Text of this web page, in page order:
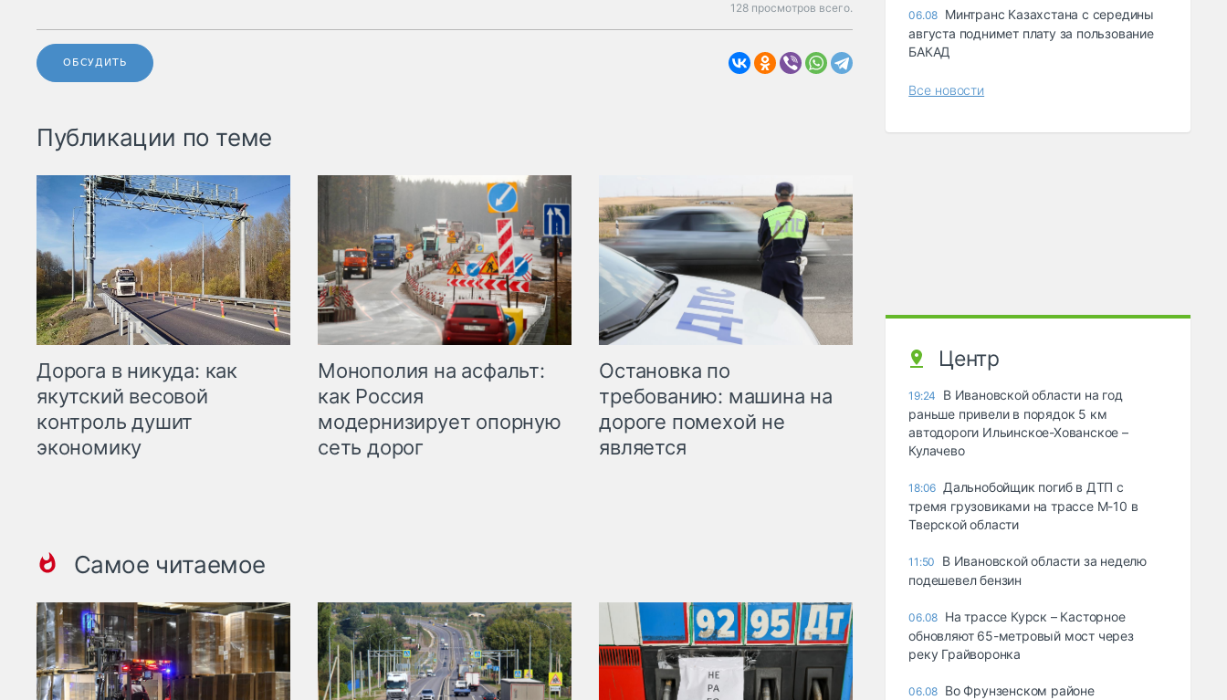
128 просмотров всего.
ОБСУДИТЬ
Публикации по теме
Дорога в никуда: как
якутский весовой
контроль душит
экономику
Монополия на асфальт:
как Россия
модернизирует опорную
сеть дорог
Остановка по
требованию: машина на
дороге помехой не
является
Самое читаемое
06.08 Минтранс Казахстана с середины
августа поднимет плату за пользование
БАКАД
Все новости
Центр
19:24
В Ивановской области на год
раньше привели в порядок 5 км
автодороги Ильинское-Хованское –
Кулачево
18:06 Дальнобойщик погиб в ДТП с
тремя грузовиками на трассе М-10 в
Тверской области
11:50
В Ивановской области за неделю
подешевел бензин
06.08 На трассе Курск – Касторное
обновляют 65-метровый мост через
реку Грайворонка
06.08 Во Фрунзенском районе